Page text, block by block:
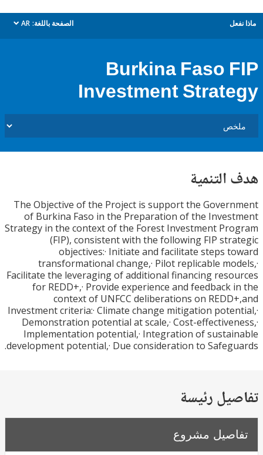
الصفحة باللغة: AR
dropdown
Burkina Faso
Investment
The Objective of the Project is support the
of Burkina Faso in the Preparation of the
Strategy in the context of the Forest Investment
(FIP), consistent with the following FIP
objectives:· Initiate and facilitate steps
transformational change,· Pilot replicable
Facilitate the leveraging of additional financing
for REDD+,· Provide experience and
context of UNFCC deliberations on
Investment criteria:· Climate change mitigation
Demonstration potential at scale,· Cost-
Implementation potential,· Integration of
development potential,· Due consideration to
رئيسة
مشروع